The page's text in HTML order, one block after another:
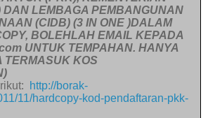
LEMBAGA PEMBANGUNAN
(CIDB) (3 IN ONE )DALAM
BOLEHLAH EMAIL KEPADA
UNTUK TEMPAHAN. HANYA
TERMASUK KOS
http://borak-
11/hardcopy-kod-pendaftaran-pkk-